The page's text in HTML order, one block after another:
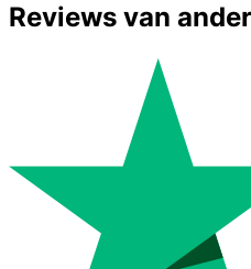
Reviews van